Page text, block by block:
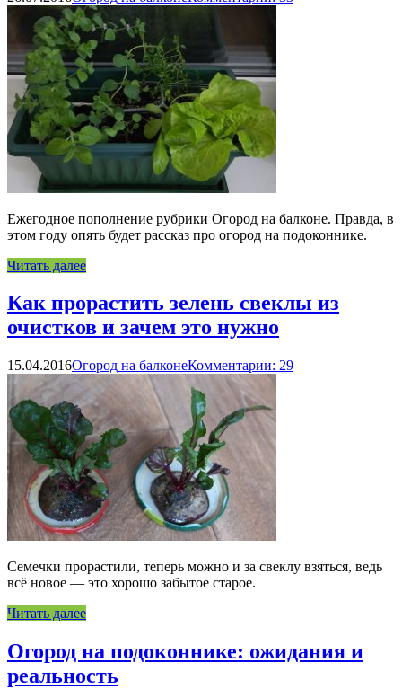
Ежегодное пополнение рубрики Огород на балконе. Правда, в
этом году опять будет рассказ про огород на подоконнике.
Читать далее
Как прорастить зелень свеклы из
очистков и зачем это нужно
15.04.2016Огород на балконеКомментарии: 29
Семечки прорастили, теперь можно и за свеклу взяться, ведь
всё новое — это хорошо забытое старое.
Читать далее
Огород на подоконнике: ожидания и
реальность